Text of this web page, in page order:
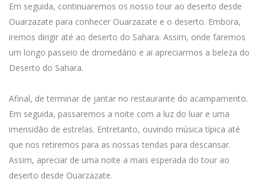
Em seguida, continuaremos os nosso tour ao deserto desde
Ouarzazate para conhecer Ouarzazate e o deserto. Embora,
iremos dirigir até ao deserto do Sahara. Assim, onde faremos
um longo passeio de dromedário e ai apreciarmos a beleza do
Deserto do Sahara.
Afinal, de terminar de jantar no restaurante do acampamento.
Em seguida, passaremos a noite com a luz do luar e uma
imensidão de estrelas. Entretanto, ouvindo música típica até
que nos retiremos para as nossas tendas para descansar.
Assim, apreciar de uma noite a mais esperada do tour ao
deserto desde Ouarzazate.